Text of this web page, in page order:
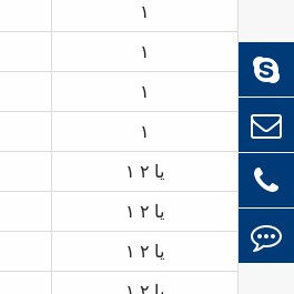
۱
۱
۱
۱
۱ یا ۲
۱ یا ۲
۱ یا ۲